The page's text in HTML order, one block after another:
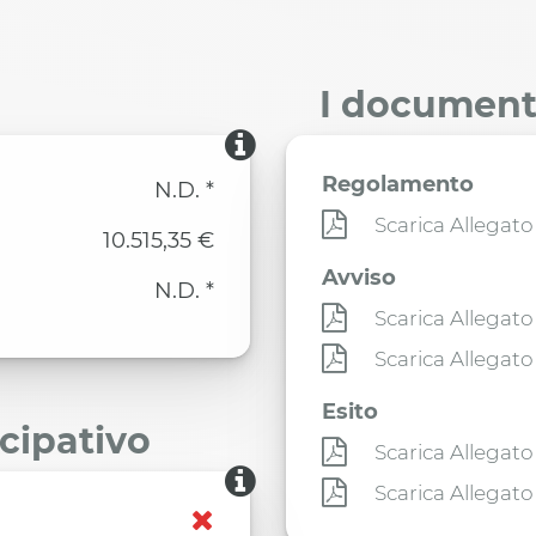
N.D. *
10.515,35 €
N.D. *
I
Regolamento
Scarica Allegato
Avviso
Scarica Allegato
Scarica Allegato
Esito
Scarica Allegato
Scarica Allegato